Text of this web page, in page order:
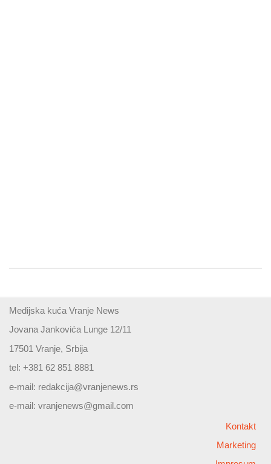
Medijska kuća Vranje News
Jovana Jankovića Lunge 12/11
17501 Vranje, Srbija
tel: +381 62 851 8881
e-mail: redakcija@vranjenews.rs
e-mail: vranjenews@gmail.com
Kontakt
Marketing